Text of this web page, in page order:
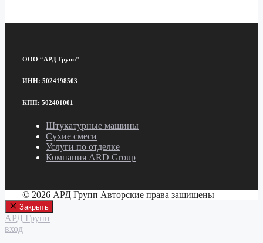
ООО “АРД Групп"
ИНН: 5024198503
КПП: 502401001
Штукатурные машины
Сухие смеси
Услуги по отделке
Компания ARD Group
© 2026 АРД Групп Авторские права защищены
Закрыть
АРД Групп
вход